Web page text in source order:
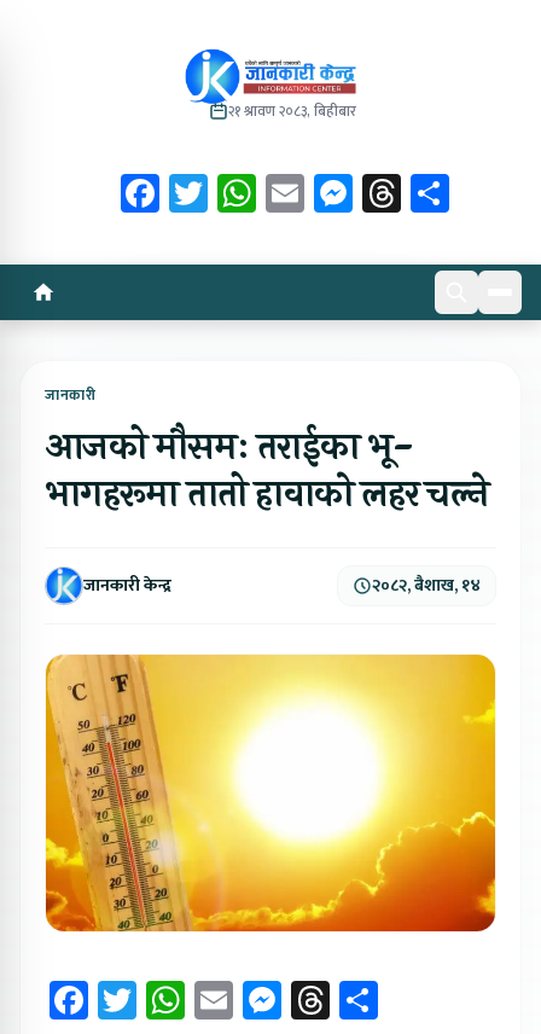
२१ श्रावण २०८३, बिहीबार
Facebook
Twitter
WhatsApp
EmailMessenger
Threads
जानकारी
आजको मौसमः तराईका भू-
भागहरूमा तातो हावाकाे लहर चल्ने
जानकारी केन्द्र २०८२, बैशाख, १४
Facebook
Twitter
WhatsApp
EmailMessenger
Threads